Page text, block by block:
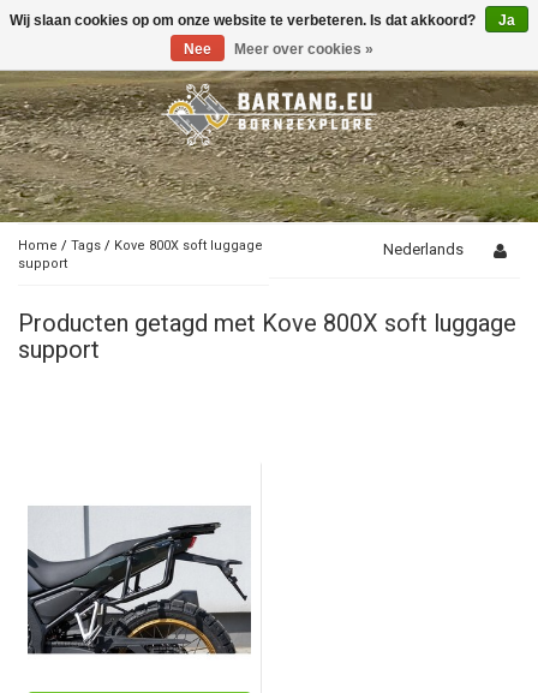
Toggle
Home / Tags / Kove 800X soft luggage
support
Nederlands
Producten getagd met Kove 800X soft luggage
support
Wij slaan cookies op om onze website te verbeteren. Is dat akkoord?
Ja
Nee
Meer over cookies »